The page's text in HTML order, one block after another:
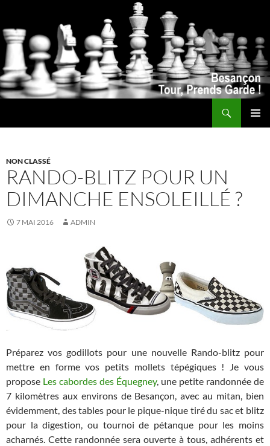
NON CLASSÉ
RANDO-BLITZ POUR UN
DIMANCHE ENSOLEILLÉ ?
7 MAI 2016 ADMIN
Préparez vos godillots pour une nouvelle Rando-blitz pour
mettre en forme vos petits mollets tépégiques ! Je vous
propose Les cabordes des Équegney, une petite randonnée de
7 kilomètres aux environs de Besançon, avec au mitan, bien
évidemment, des tables pour le pique-nique tiré du sac et blitz
pour la digestion, ou tournoi de pétanque pour les moins
acharnés. Cette randonnée sera ouverte à tous, adhérents et